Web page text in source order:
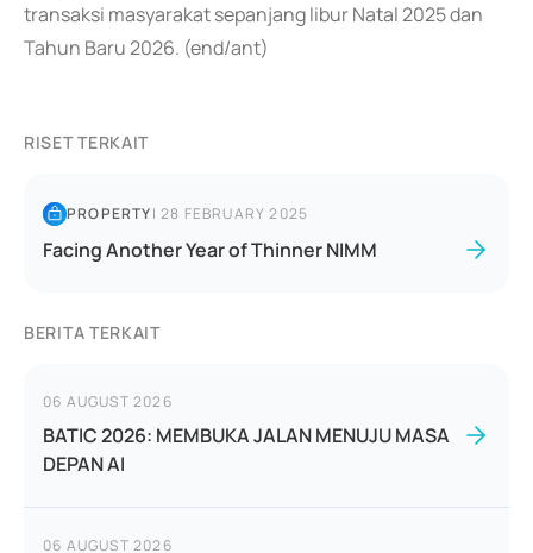
transaksi masyarakat sepanjang libur Natal 2025 dan
Tahun Baru 2026. (end/ant)
RISET TERKAIT
PROPERTY|28 FEBRUARY 2025
Facing Another Year of Thinner NIMM
BERITA TERKAIT
06 AUGUST 2026
BATIC 2026: MEMBUKA JALAN MENUJU MASA
DEPAN AI
06 AUGUST 2026